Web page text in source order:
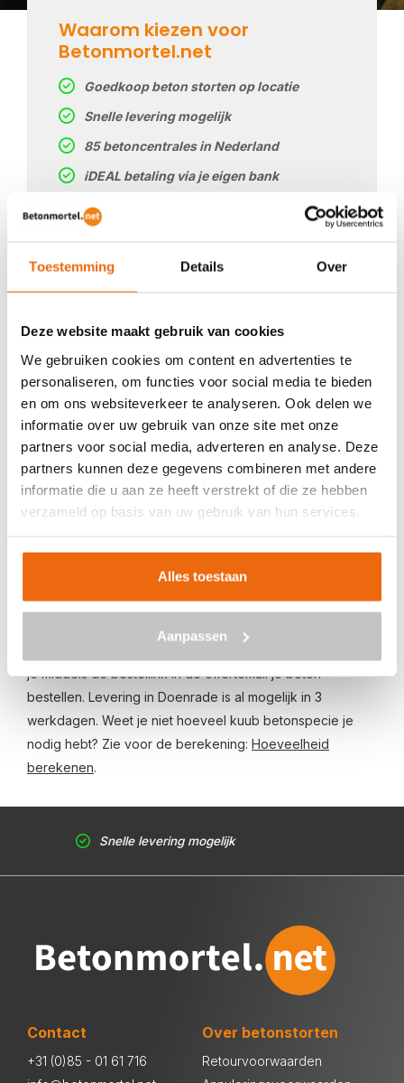
Toestemming Details Over
Deze website maakt gebruik van cookies
We gebruiken cookies om content en advertenties te
personaliseren, om functies voor social media te bieden
en om ons websiteverkeer te analyseren. Ook delen we
informatie over uw gebruik van onze site met onze
partners voor social media, adverteren en analyse. Deze
partners kunnen deze gegevens combineren met andere
informatie die u aan ze heeft verstrekt of die ze hebben
verzameld op basis van uw gebruik van hun services.
Alles toestaan
Aanpassen
BETON BESTELLEN IN DOENRADE
Ben je op zoek naar een leverancier bij jou in de buurt die
goedkoop beton kan storten in Doenrade? Dan ben je bij
ons aan het juiste adres. Wij bezorgen kant-en-klaar
in Doenrade bestellen is eenvoudig: vraag vrijblijvend een
aan. Vul je postcode, het benodigde aantal m3, het
type beton, de optionele keuze voor een betonpomp en
je middels de bestellink in de offertemail je beton
bestellen. Levering in Doenrade is al mogelijk in 3
werkdagen. Weet je niet hoeveel kuub betonspecie je
nodig hebt? Zie voor de berekening: Hoeveelheid
berekenen.
Waarom kiezen voor
Betonmortel.net
Goedkoop beton storten op locatie
Snelle levering mogelijk
85 betoncentrales in Nederland
iDEAL betaling via je eigen bank
Prijs op basis van uw postcode
Snelle levering mogelijk
Contact
+31 (0)85 - 01 61 716
Over betonstorten
Retourvoorwaarden